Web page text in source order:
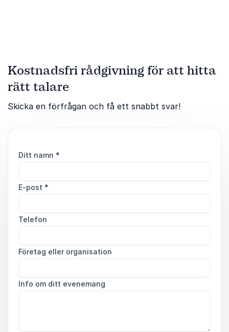
Kostnadsfri rådgivning för att hitta
rätt talare
Skicka en förfrågan och få ett snabbt svar!
Ditt namn *
E-post *
Telefon
Företag eller organisation
Info om ditt evenemang